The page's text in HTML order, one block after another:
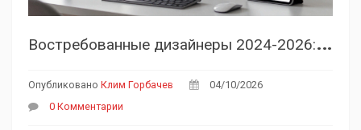
В
остребованные дизайнеры 2024-2026: кто будет зарабатывать больше всех?
Опубликовано Клим Горбачев
04/10/2026
0 Комментарии